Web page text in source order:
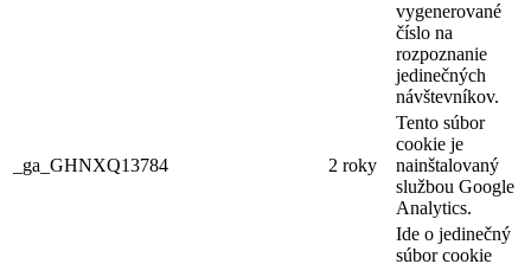
vygenerované
číslo na
rozpoznanie
jedinečných
návštevníkov.
_ga_GHNXQ13784 2 roky
Tento súbor
cookie je
nainštalovaný
službou Google
Analytics.
Ide o jedinečný
súbor cookie